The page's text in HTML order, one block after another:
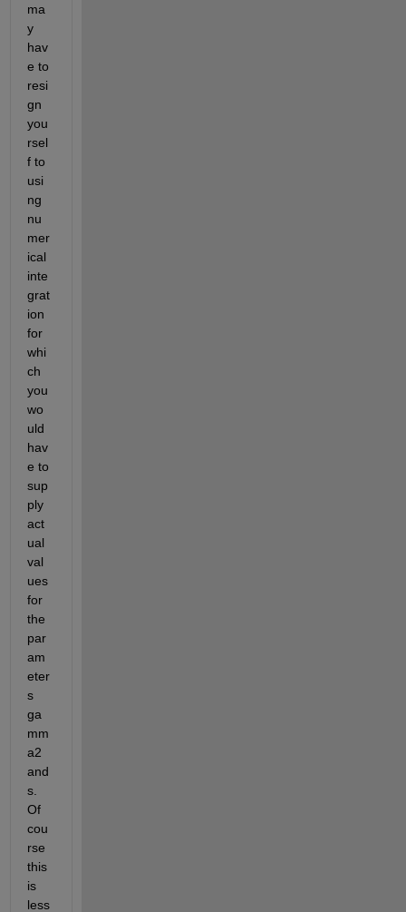
ma
y
hav
e to
resi
gn
you
rsel
f to
usi
ng
nu
mer
ical
inte
grat
ion
for
whi
ch
you
wo
uld
hav
e to
sup
ply
act
ual
val
ues
for
the
par
am
eter
s
ga
mm
a2
and
s.
Of
cou
rse
this
is
less